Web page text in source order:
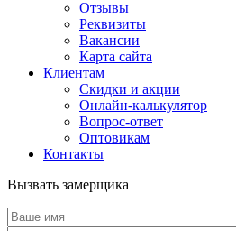
Отзывы
Реквизиты
Вакансии
Карта сайта
Клиентам
Скидки и акции
Онлайн-калькулятор
Вопрос-ответ
Оптовикам
Контакты
Вызвать замерщика